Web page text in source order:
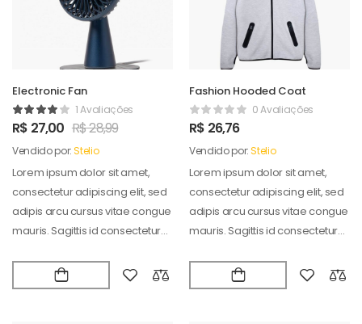
Electronic Fan
1 Avaliações
R$ 27,00 R$28,99
Vendido por:Stelio
Lorem ipsum dolor sit amet,
consectetur adipiscing elit, sed
adipis arcu cursus vitae congue
mauris. Sagittis id consectetur
Fashion Hooded Coat
0 Avaliações
R$ 26,76
Vendido por:Stelio
Lorem ipsum dolor sit amet,
consectetur adipiscing elit, sed
adipis arcu cursus vitae congue
mauris. Sagittis id consectetur